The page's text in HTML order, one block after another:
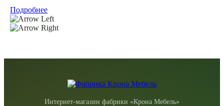
Подробнее
Интернет-магазин фабрики «Крона Мебель»